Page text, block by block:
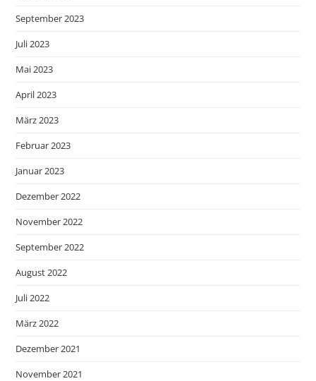
September 2023
Juli 2023
Mai 2023
April 2023
März 2023
Februar 2023
Januar 2023
Dezember 2022
November 2022
September 2022
August 2022
Juli 2022
März 2022
Dezember 2021
November 2021